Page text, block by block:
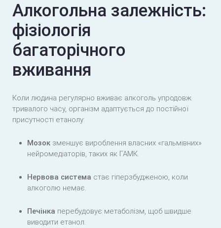
Алкогольна залежність:
фізіологія
багаторічного
вживання
Коли людина регулярно вживає алкоголь упродовж
тривалого часу, організм адаптується до постійної
присутності етанолу:
Мозок зменшує вироблення власних «гальмівних»
нейромедіаторів, таких як ГАМК.
Нервова система стає гіперзбудженою, коли
алкоголю немає.
Печінка перебудовує метаболізм, щоб швидше
виводити етанол.